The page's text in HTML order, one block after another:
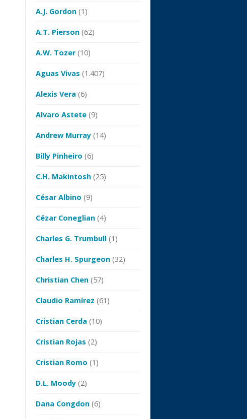
A.J. Gordon (1)
A.T. Pierson (62)
A.W. Tozer(10)
Aguas Vivas (1.407)
Alexis Vera (6)
Alvaro Astete (9)
Andrew Murray (14)
Billy Pinheiro (6)
C.H. Makintosh (25)
César Albino (9)
Cézar Coneglian (4)
Charles G. Trumbull (1)
Charles H. Spurgeon (32)
Christian Chen (57)
Claudio Ramírez (61)
Cristian Cerda (10)
Cristian Rojas (2)
Cristian Romo (1)
D.L. Moody (2)
Dana Congdon (6)